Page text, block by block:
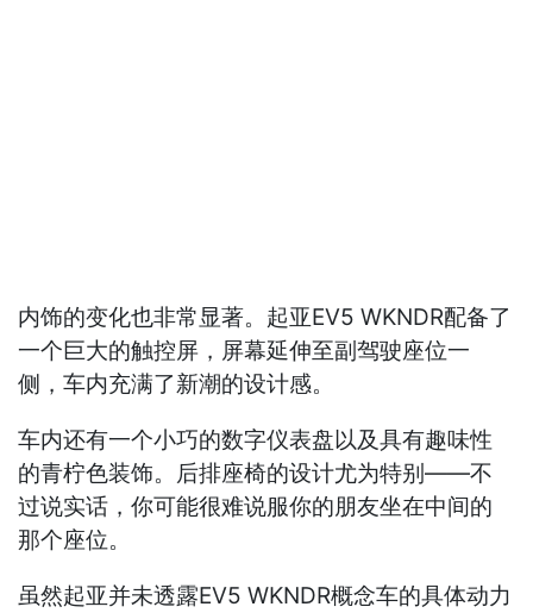
内饰的变化也非常显著。起亚EV5 WKNDR配备了
一个巨大的触控屏，屏幕延伸至副驾驶座位一
侧，车内充满了新潮的设计感。
车内还有一个小巧的数字仪表盘以及具有趣味性
的青柠色装饰。后排座椅的设计尤为特别——不
过说实话，你可能很难说服你的朋友坐在中间的
那个座位。
虽然起亚并未透露EV5 WKNDR概念车的具体动力